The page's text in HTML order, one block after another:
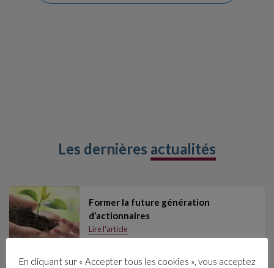
Les dernières actualités
Former la future génération
d’actionnaires
Lire l'article
En cliquant sur « Accepter tous les cookies », vous acceptez